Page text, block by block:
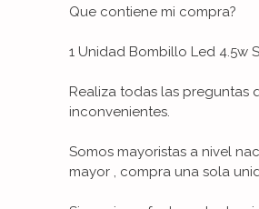
Que contiene mi compra?
1 Unidad Bombillo Led 4.5w
Realiza todas las preguntas
inconvenientes.
Somos mayoristas a nivel
mayor , compra una sola